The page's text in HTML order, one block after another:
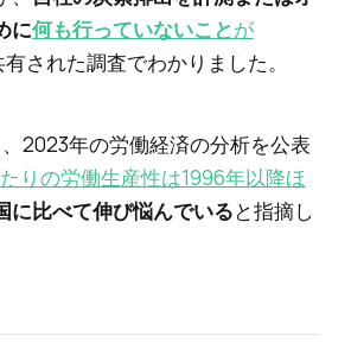
に何も行っていないことが
有された調査でわかりました。‌
2023年の労働経済の分析を公表
りの労働生産性は1996年以降ほ
に比べて伸び悩んでいると指摘し